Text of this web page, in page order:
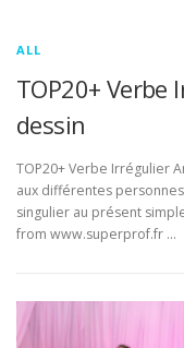
ALL
TOP20+ Verbe
dessin
TOP20+ Verbe Irrégulier
aux différentes
singulier au présent
from www.superprof.fr …